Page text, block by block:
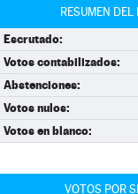
RESUMEN
Escrutado:
Votos contabilizados:
Abstenciones:
Votos nulos:
Votos en blanco:
VOTOS POR